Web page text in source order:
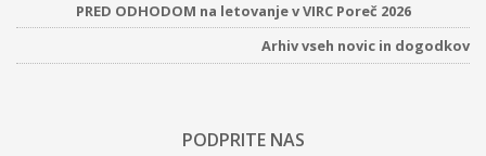
PRED ODHODOM na letovanje v VIRC Poreč 2026
Arhiv vseh novic in dogodkov
PODPRITE NAS